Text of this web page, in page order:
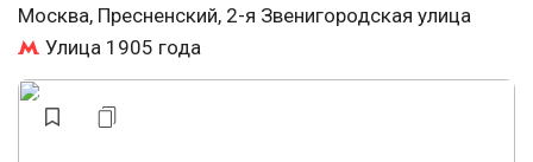
Москва, Пресненский, 2-я Звенигородская улица
Улица 1905 года